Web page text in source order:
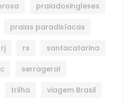
praiadosingleses
praias paradisíacas
rj rs santacatarina
serrageral
trilha viagem Brasil